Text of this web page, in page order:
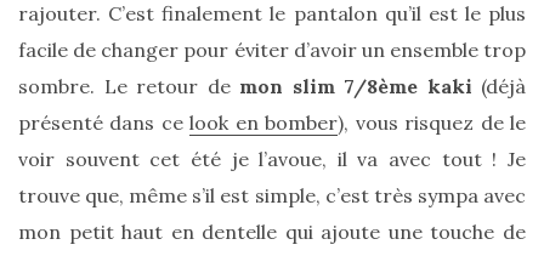
16/05/2026
rajouter. C’est finalement le pantalon qu’il est le plus
facile de changer pour éviter d’avoir un ensemble trop
sombre. Le retour de mon slim 7/8ème kaki (déjà
présenté dans celook en bomber), vous risquez de le
voir souvent cet été je l’avoue, il va avec tout ! Je
trouve que, même s’il est simple, c’est très sympa avec
mon petit haut en dentelle qui ajoute une touche de